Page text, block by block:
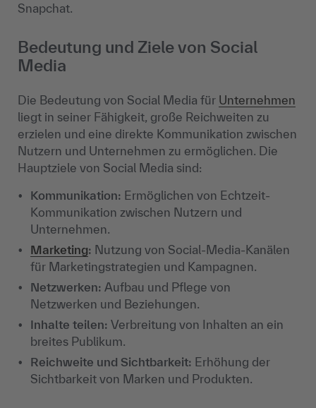
Snapchat.
Bedeutung und Ziele von Social
Media
Die Bedeutung von Social Media für Unternehmen
liegt in seiner Fähigkeit, große Reichweiten zu
erzielen und eine direkte Kommunikation zwischen
Nutzern und Unternehmen zu ermöglichen. Die
Hauptziele von Social Media sind:
Kommunikation: Ermöglichen von Echtzeit-
Kommunikation zwischen Nutzern und
Unternehmen.
Marketing: Nutzung von Social-Media-Kanälen
für Marketingstrategien und Kampagnen.
Netzwerken: Aufbau und Pflege von
Netzwerken und Beziehungen.
Inhalte teilen: Verbreitung von Inhalten an ein
breites Publikum.
Reichweite und Sichtbarkeit: Erhöhung der
Sichtbarkeit von Marken und Produkten.